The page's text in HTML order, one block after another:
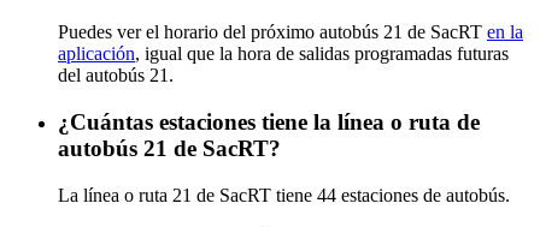
Puedes ver el horario del próximo autobús 21 de SacRT en la
aplicación, igual que la hora de salidas programadas futuras
del autobús 21.
¿Cuántas estaciones tiene la línea o ruta de
autobús 21 de SacRT?
La línea o ruta 21 de SacRT tiene 44 estaciones de autobús.